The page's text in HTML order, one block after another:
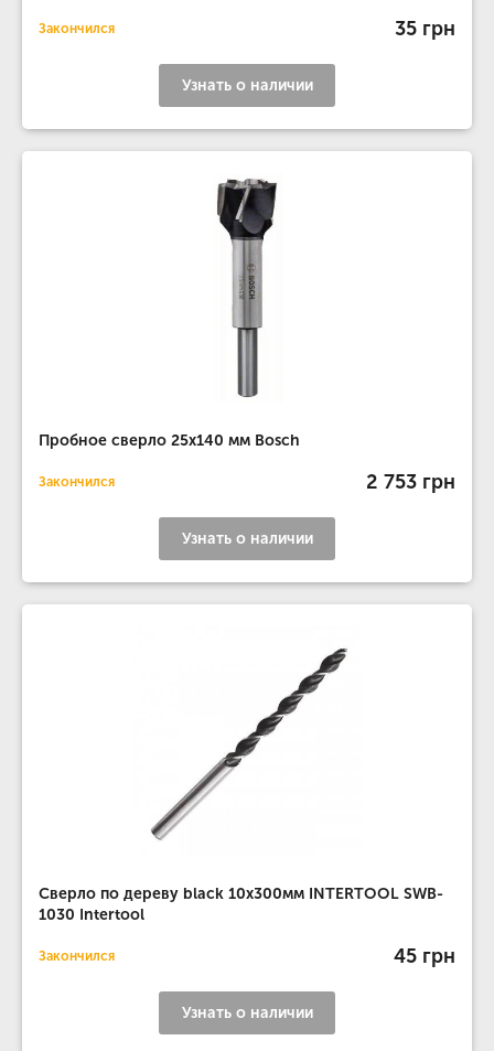
Закончился 35 грн
Узнать о наличии
Пробное сверло 25x140 мм Bosch
Закончился 2 753 грн
Узнать о наличии
Сверло по дереву black 10x300мм INTERTOOL SWB-
1030 Intertool
Закончился 45 грн
Узнать о наличии